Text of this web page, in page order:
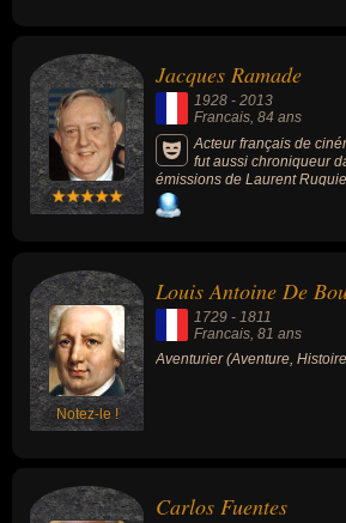
Jacques Ramade
1928 - 2013
Francais, 84 ans
Acteur français de
fut aussi chroniqueur
émissions de Laurent
Notez-le !
Louis Antoine De
1729 - 1811
Francais, 81 ans
Aventurier (Aventure,
Carlos Fuentes